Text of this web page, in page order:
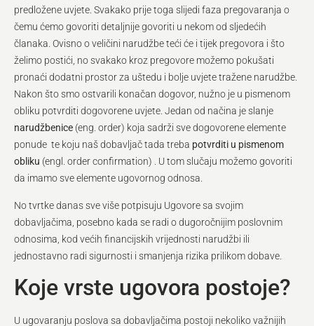
predložene uvjete. Svakako prije toga slijedi faza pregovaranja o
čemu ćemo govoriti detaljnije govoriti u nekom od sljedećih
članaka. Ovisno o veličini narudžbe teći će i tijek pregovora i što
želimo postići, no svakako kroz pregovore možemo pokušati
pronaći dodatni prostor za uštedu i bolje uvjete tražene narudžbe.
Nakon što smo ostvarili konačan dogovor, nužno je u pismenom
obliku potvrditi dogovorene uvjete. Jedan od načina je slanje
narudžbenice (eng. order) koja sadrži sve dogovorene elemente
ponude te koju naš dobavljač tada treba potvrditi u pismenom
obliku (engl. order confirmation) . U tom slučaju možemo govoriti
da imamo sve elemente ugovornog odnosa.
No tvrtke danas sve više potpisuju Ugovore sa svojim
dobavljačima, posebno kada se radi o dugoročnijim poslovnim
odnosima, kod većih financijskih vrijednosti narudžbi ili
jednostavno radi sigurnosti i smanjenja rizika prilikom dobave.
Koje vrste ugovora postoje?
U ugovaranju poslova sa dobavljačima postoji nekoliko važnijih